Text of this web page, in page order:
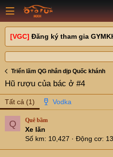
[VGC] Đăng ký tham gia
Triển lãm QG nhân dịp Quốc khánh
Hũ rượu của bác ở #4
Tất cả (1)
Q Quê bầm
Xe lăn
Số km
10,427 Động cơ